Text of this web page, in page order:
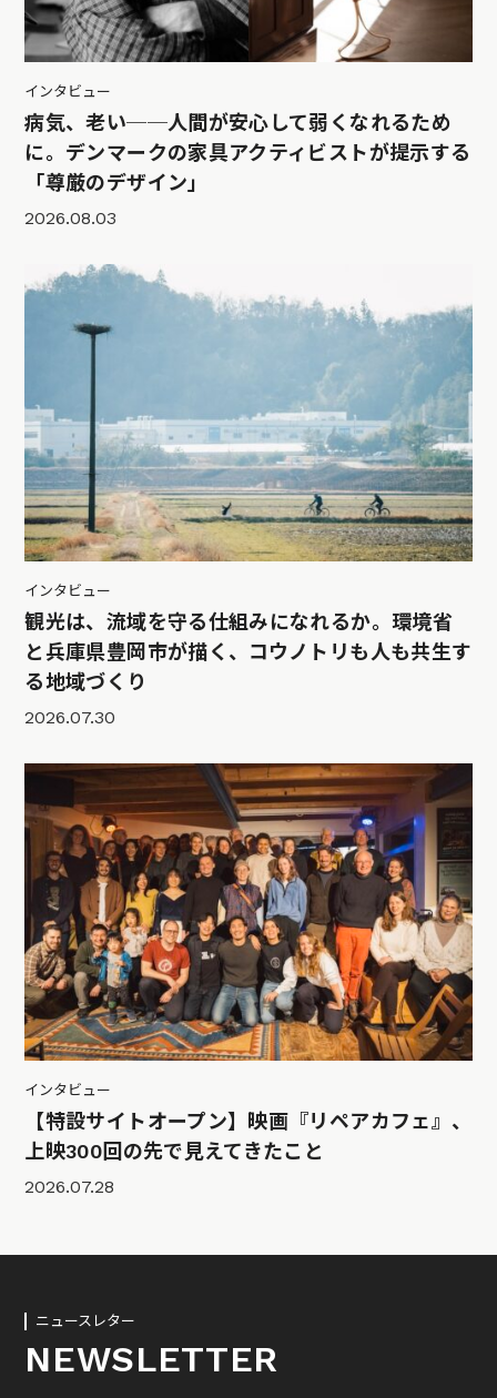
インタビュー
病気、老い──人間が安心して弱くなれるため
に。デンマークの家具アクティビストが提示する
「尊厳のデザイン」
2026.08.03
インタビュー
観光は、流域を守る仕組みになれるか。環境省
と兵庫県豊岡市が描く、コウノトリも人も共生す
る地域づくり
2026.07.30
インタビュー
【特設サイトオープン】映画『リペアカフェ』、
上映300回の先で見えてきたこと
2026.07.28
ニュースレター
NEWSLETTER